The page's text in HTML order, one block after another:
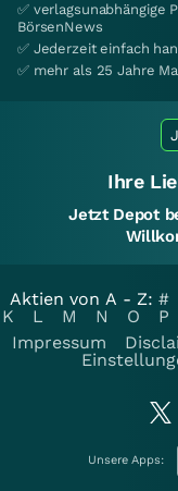
✅ verlagsunabhängige
BörsenNews
✅ Jederzeit einfach
✅ mehr als 25 Jahre
Ihre
Jetzt Depot
Aktien von A - Z: #
K
L M N O P
Impressum
Unsere Apps: